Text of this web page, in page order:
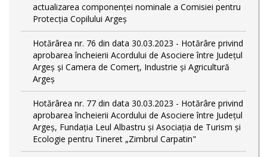
actualizarea componenței nominale a Comisiei pentru
Protecția Copilului Argeș
Hotărârea nr. 76 din data 30.03.2023 - Hotărâre privind
aprobarea încheierii Acordului de Asociere între Județul
Argeș și Camera de Comerț, Industrie și Agricultură
Argeș
Hotărârea nr. 77 din data 30.03.2023 - Hotărâre privind
aprobarea încheierii Acordului de Asociere între Județul
Argeș, Fundația Leul Albastru și Asociația de Turism și
Ecologie pentru Tineret „Zimbrul Carpatin"